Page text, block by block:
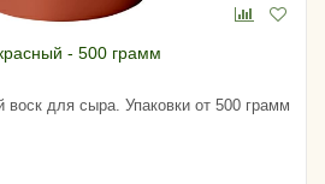
- 500 грамм
для сыра. Упаковки от 500 грамм